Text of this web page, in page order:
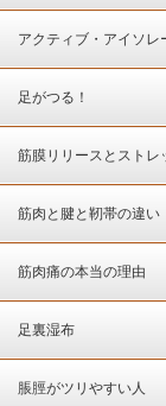
アクティブ・アイソレ
足がつる！
筋膜リリースとストレ
筋肉と腱と靭帯の違い
筋肉痛の本当の理由
足裏湿布
脹脛がツリやすい人